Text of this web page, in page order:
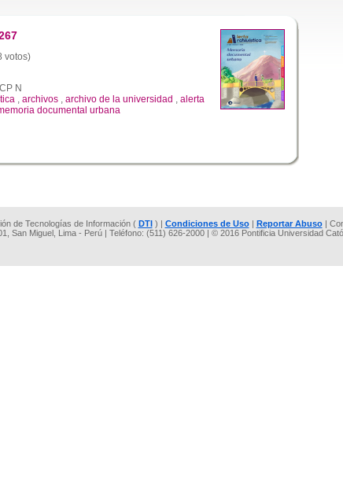
votos)
N
, archivos , archivo de la universidad , alerta
documental urbana
de Tecnologías de Información ( DTI) | Condiciones de Uso| Reportar Abuso|
San Miguel, Lima - Perú | Teléfono: (511) 626-2000 | © 2016 Pontificia Universidad